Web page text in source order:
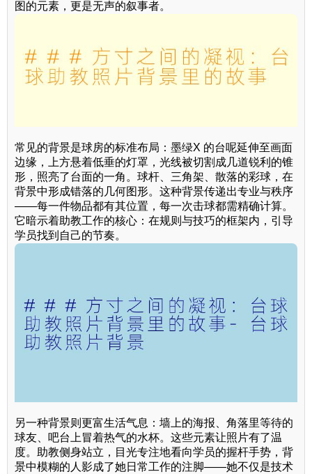
图的元素，更是无声的叙事者。
常见的背景是球房的标准布局：墨绿X 的台呢延伸至画面
边缘，上方悬着低垂的灯罩，光线被切割成几道锐利的锥
形，照亮了台面的一角。球杆、三角架、散落的彩球，在
背景中形成错落的几何图形。这种背景传递出专业与秩序
——每一件物品都有其位置，每一次击球都需精确计算。
它暗示着助教工作的核心：在规则与技巧的框架内，引导
学员找到自己的节奏。
另一种背景则更富生活气息：墙上的海报、角落里等待的
球友、吧台上冒着热气的水杯。这些元素让照片有了温
度。助教侧身站立，目光专注地看向学员的握杆手势，背
景中模糊的人影成了她日常工作的注脚——她不仅是技术